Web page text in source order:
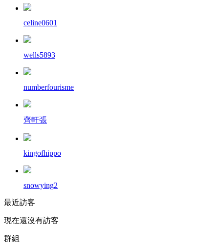
celine0601
wells5893
numberfourisme
齊軒張
kingofhippo
snowying2
最近訪客
現在還沒有訪客
群組